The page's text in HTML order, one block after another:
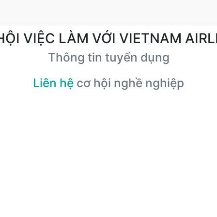
VIỆC LÀM VỚI VIETNAM
Thông tin tuyển dụng
Liên hệ cơ hội nghề nghiệp